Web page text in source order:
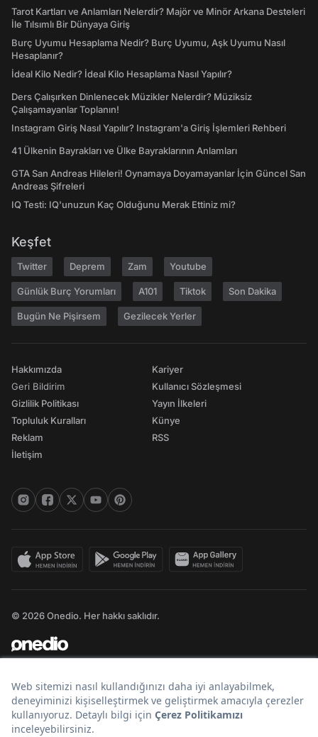
Tarot Kartları ve Anlamları Nelerdir? Majör ve Minör Arkana Desteleri
İle Tılsımlı Bir Dünyaya Giriş
Burç Uyumu Hesaplama Nedir? Burç Uyumu, Aşk Uyumu Nasıl
Hesaplanır?
İdeal Kilo Nedir? İdeal Kilo Hesaplama Nasıl Yapılır?
Ders Çalışırken Dinlenecek Müzikler Nelerdir? Müziksiz
Çalışamayanlar Toplanın!
Instagram Giriş Nasıl Yapılır? Instagram'a Giriş İşlemleri Rehberi
41 Ülkenin Bayrakları ve Ülke Bayraklarının Anlamları
GTA San Andreas Hileleri! Oynamaya Doyamayanlar İçin Güncel San
Andreas Şifreleri
IQ Testi: IQ'unuzun Kaç Olduğunu Merak Ettiniz mi?
Keşfet
Twitter Deprem Zam Youtube
Günlük Burç Yorumları A101 Tiktok Son Dakika
Bugün Ne Pişirsem Gezilecek Yerler
Hakkımızda
Geri Bildirim
Gizlilik Politikası
Topluluk Kuralları
Reklam
İletişim
Kariyer
Kullanıcı Sözleşmesi
Yayın İlkeleri
Künye
RSS
© 2026 Onedio. Her hakkı saklıdır.
Bir markasıdır.